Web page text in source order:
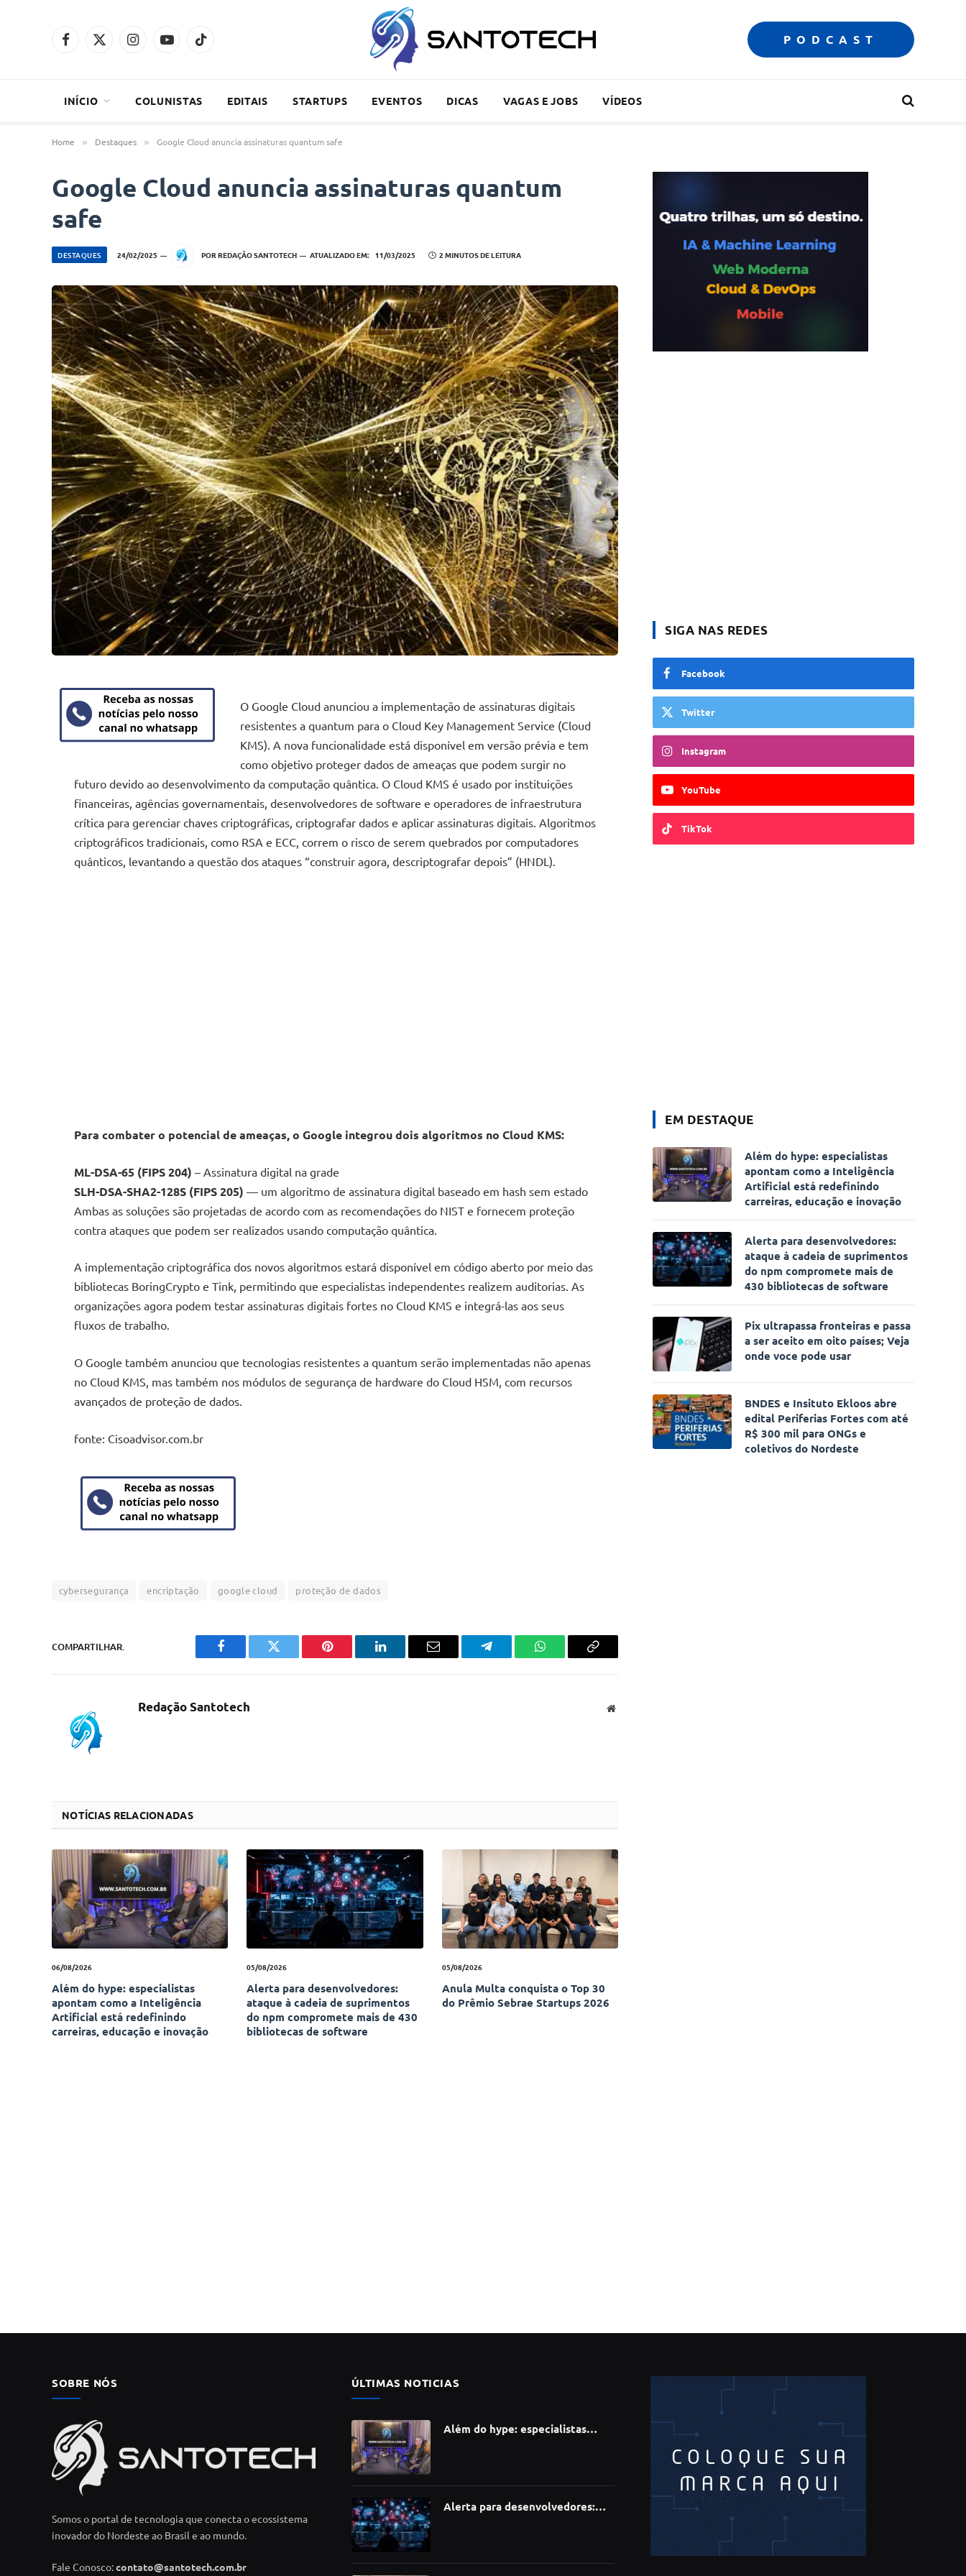
Facebook
X
InstagramYouTubeTikTok PODCAST
INÍCIO COLUNISTAS EDITAIS STARTUPS EVENTOS DICAS VAGAS E JOBS VÍDEOS
Home » Destaques » Google Cloud anuncia assinaturas quantum safe
Google Cloud anuncia assinaturas quantum
safe
DESTAQUES 24/02/2025 POR REDAÇÃO SANTOTECH ATUALIZADO EM: 11/03/2025 2 MINUTOS DE LEITURA
O Google Cloud anunciou a implementação de assinaturas digitais
resistentes a quantum para o Cloud Key Management Service (Cloud
KMS). A nova funcionalidade está disponível em versão prévia e tem
como objetivo proteger dados de ameaças que podem surgir no
futuro devido ao desenvolvimento da computação quântica. O Cloud KMS é usado por instituições
financeiras, agências governamentais, desenvolvedores de software e operadores de infraestrutura
crítica para gerenciar chaves criptográficas, criptografar dados e aplicar assinaturas digitais. Algoritmos
criptográficos tradicionais, como RSA e ECC, correm o risco de serem quebrados por computadores
quânticos, levantando a questão dos ataques “construir agora, descriptografar depois” (HNDL).
Para combater o potencial de ameaças, o Google integrou dois algoritmos no Cloud KMS:
ML-DSA-65 (FIPS 204) – Assinatura digital na grade
SLH-DSA-SHA2-128S (FIPS 205) — um algoritmo de assinatura digital baseado em hash sem estado
Ambas as soluções são projetadas de acordo com as recomendações do NIST e fornecem proteção
contra ataques que podem ser realizados usando computação quântica.
A implementação criptográfica dos novos algoritmos estará disponível em código aberto por meio das
bibliotecas BoringCrypto e Tink, permitindo que especialistas independentes realizem auditorias. As
organizações agora podem testar assinaturas digitais fortes no Cloud KMS e integrá-las aos seus
fluxos de trabalho.
O Google também anunciou que tecnologias resistentes a quantum serão implementadas não apenas
no Cloud KMS, mas também nos módulos de segurança de hardware do Cloud HSM, com recursos
avançados de proteção de dados.
fonte: Cisoadvisor.com.br
cybersegurança encriptação google cloud proteção de dados
COMPARTILHAR.
Facebook Twitter Pinterest LinkedIn Email Telegram WhatsAppCopiar
Redação Santotech Website
NOTÍCIAS RELACIONADAS
06/08/2026
Além do hype: especialistas
apontam como a Inteligência
Artificial está redefinindo
carreiras, educação e inovação
05/08/2026
Alerta para desenvolvedores:
ataque à cadeia de suprimentos
do npm compromete mais de 430
bibliotecas de software
05/08/2026
Anula Multa conquista o Top 30
do Prêmio Sebrae Startups 2026
SIGA NAS REDES
Facebook
Twitter
Instagram
YouTube
TikTok
EM DESTAQUE
Além do hype: especialistas
apontam como a Inteligência
Artificial está redefinindo
carreiras, educação e inovação
Alerta para desenvolvedores:
ataque à cadeia de suprimentos
do npm compromete mais de
430 bibliotecas de software
Pix ultrapassa fronteiras e passa
a ser aceito em oito países; Veja
onde voce pode usar
BNDES e Insituto Ekloos abre
edital Periferias Fortes com até
R$ 300 mil para ONGs e
coletivos do Nordeste
SOBRE NÓS
Somos o portal de tecnologia que conecta o ecossistema
inovador do Nordeste ao Brasil e ao mundo.
Fale Conosco:contato@santotech.com.br
ÚLTIMAS NOTICIAS
Além do hype: especialistas
Alerta para desenvolvedores: